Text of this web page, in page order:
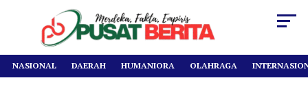
NASIONAL DAERAH HUMANIORA OLAHRAGA